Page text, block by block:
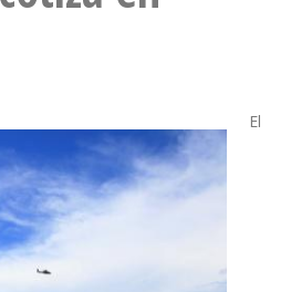
El